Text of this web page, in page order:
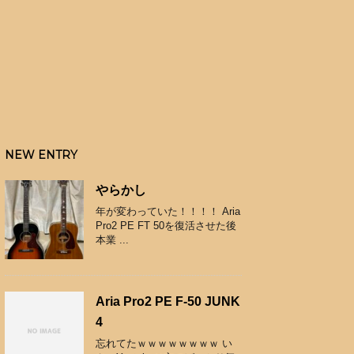
NEW ENTRY
やらかし
年が変わっていた！！！！ Aria
Pro2 PE FT 50を復活させた後
本業 ...
Aria Pro2 PE F-50 JUNK
4
忘れてたｗｗｗｗｗｗｗｗ い